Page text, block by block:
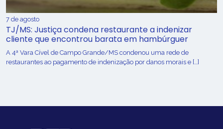
7 de agosto
TJ/MS: Justiça condena restaurante a indenizar
cliente que encontrou barata em hambúrguer
A 4ª Vara Cível de Campo Grande/MS condenou uma rede de
restaurantes ao pagamento de indenização por danos morais e […]